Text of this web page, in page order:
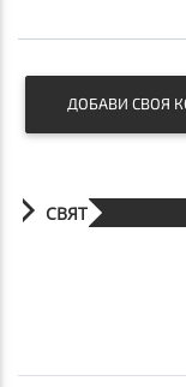
ДОБАВИ СВОЯ
СВЯТ